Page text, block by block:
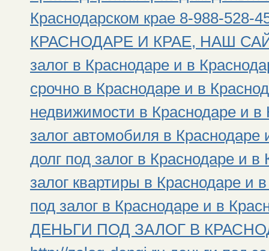
Краснодарском крае 8-988-
КРАСНОДАРЕ И КРАЕ, НАШ
залог в Краснодаре и в
срочно в Краснодаре и в
недвижимости в Краснодаре и в
залог автомобиля в Краснодаре
долг под залог в Краснодаре и
залог квартиры в Краснодаре и
под залог в Краснодаре и в
ДЕНЬГИ ПОД ЗАЛОГ В